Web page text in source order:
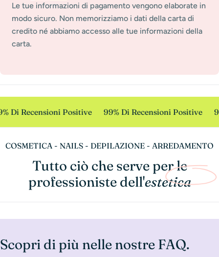
Le tue informazioni di pagamento vengono elaborate in
modo sicuro. Non memorizziamo i dati della carta di
credito né abbiamo accesso alle tue informazioni della
carta.
Di Recensioni Positive 99% Di Recensioni Positive
COSMETICA - NAILS - DEPILAZIONE - ARREDAMENTO
Tutto ciò che serve per le
professioniste dell'estetica
Scopri di più nelle nostre FAQ.